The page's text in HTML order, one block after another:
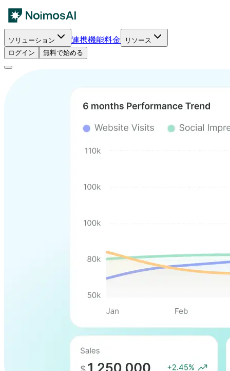
ソリューション 連携機能料金
リソース
ログイン
無料で始める